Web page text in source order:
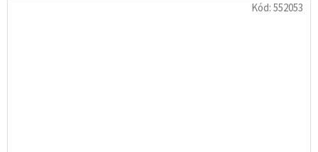
Kód:552053